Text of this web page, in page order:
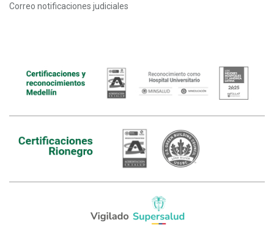
Correo notificaciones judiciales